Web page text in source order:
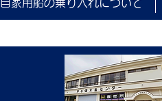
自家用船の乗り入れについて